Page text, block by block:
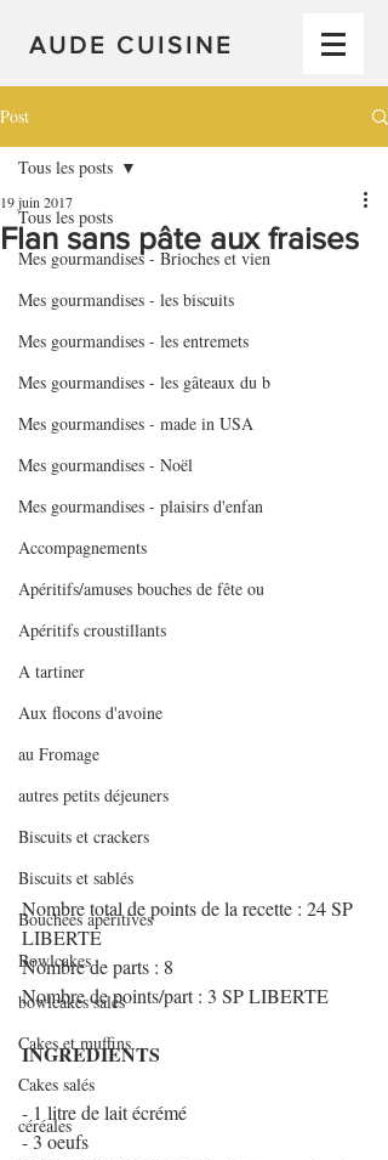
AUDE CUISINE
Post
Tous les posts
Mes gourmandises - Brioches et vien
Mes gourmandises - les biscuits
Mes gourmandises - les entremets
Mes gourmandises - les gâteaux du b
Mes gourmandises - made in USA
Mes gourmandises - Noël
Mes gourmandises - plaisirs d'enfan
Accompagnements
Apéritifs/amuses bouches de fête ou
Apéritifs croustillants
A tartiner
Aux flocons d'avoine
au Fromage
autres petits déjeuners
Biscuits et crackers
Biscuits et sablés
Bouchées apéritives
Bowlcakes
bowlcakes salés
Cakes et muffins
Cakes salés
céréales
Tous les posts
Flan sans pâte aux fraises
19 juin 2017
Nombre total de points de la recette : 24 SP
LIBERTE
Nombre de parts : 8
Nombre de points/part : 3 SP LIBERTE
INGREDIENTS
- 1 litre de lait écrémé
- 3 oeufs